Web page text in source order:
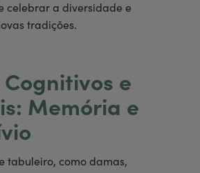
celebrar a diversidade e
tradições.
Cognitivos e
Memória e
tabuleiro, como damas,